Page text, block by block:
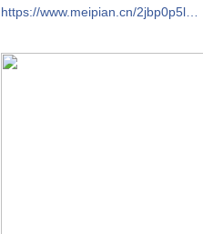
https://www.meipian.cn/2jbp0p5l…